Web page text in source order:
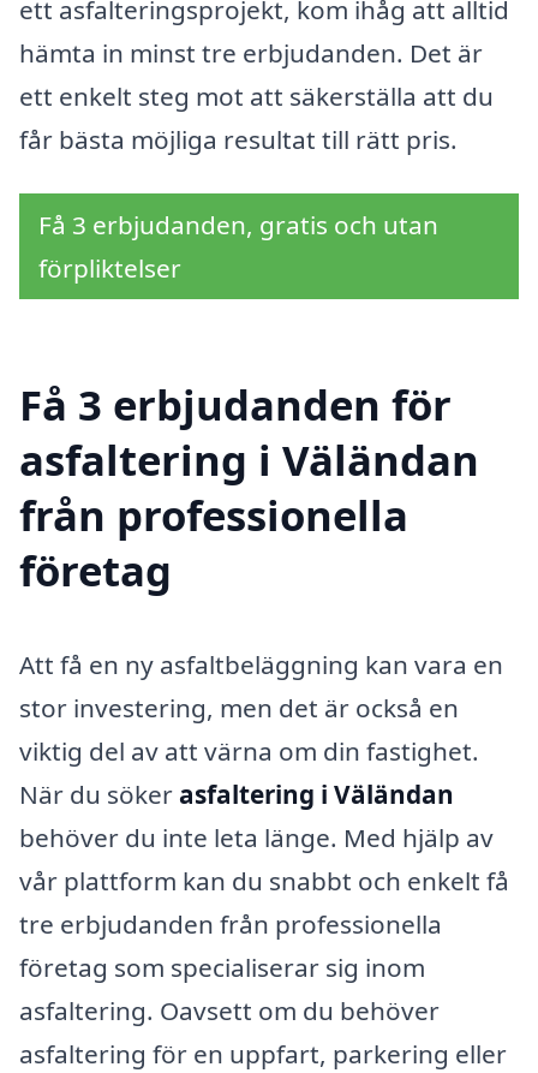
ett asfalteringsprojekt, kom ihåg att alltid
hämta in minst tre erbjudanden. Det är
ett enkelt steg mot att säkerställa att du
får bästa möjliga resultat till rätt pris.
Få 3 erbjudanden, gratis och utan
förpliktelser
Få 3 erbjudanden för
asfaltering i Väländan
från professionella
företag
Att få en ny asfaltbeläggning kan vara en
stor investering, men det är också en
viktig del av att värna om din fastighet.
När du söker asfaltering i Väländan
behöver du inte leta länge. Med hjälp av
vår plattform kan du snabbt och enkelt få
tre erbjudanden från professionella
företag som specialiserar sig inom
asfaltering. Oavsett om du behöver
asfaltering för en uppfart, parkering eller